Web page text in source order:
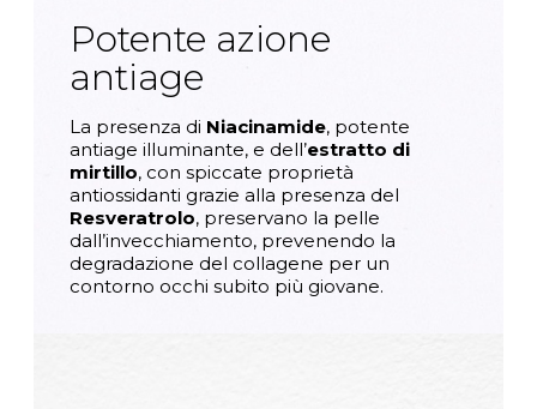
Potente azione
antiage
La presenza di Niacinamide, potente
antiage illuminante, e dell’estratto di
mirtillo, con spiccate proprietà
antiossidanti grazie alla presenza del
Resveratrolo, preservano la pelle
dall’invecchiamento, prevenendo la
degradazione del collagene per un
contorno occhi subito più giovane.